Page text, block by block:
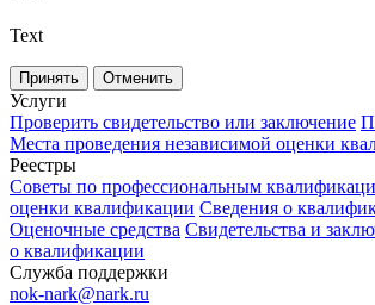
Text
Принять Отменить
Услуги
Проверить свидетельство или заключение
Места проведения независимой оценки
Реестры
Советы по профессиональным
оценки квалификации Сведения о
Оценочные средства Свидетельства и
о квалификации
Служба поддержки
nok-nark@nark.ru